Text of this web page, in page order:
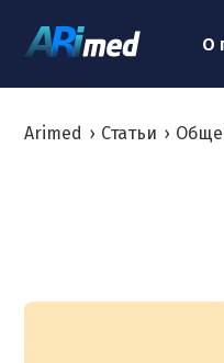
О
Arimed › Статьи ›